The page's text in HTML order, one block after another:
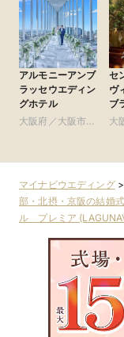
アルモニーアンブ
ラッセウエディン
グホテル
大阪府／大阪市北
セ
ヴ
ブ
ル
大
マイナビウエディング
部・北摂・京阪の結婚
ル プレミア